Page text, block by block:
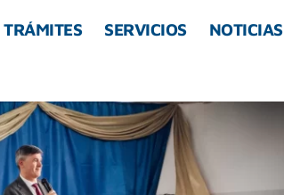
TRÁMITES SERVICIOS NOTICIAS